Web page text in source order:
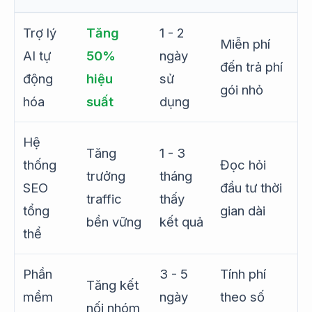
Trợ lý
AI tự
động
hóa
Tăng
50%
hiệu
suất
1 - 2
ngày
sử
dụng
Miễn phí
đến trả phí
gói nhỏ
Hệ
thống
SEO
tổng
thể
Tăng
trưởng
traffic
bền vững
1 - 3
tháng
thấy
kết quả
Đọc hỏi
đầu tư thời
gian dài
Phần
mềm
Tăng kết
nối nhóm
3 - 5
ngày
Tính phí
theo số